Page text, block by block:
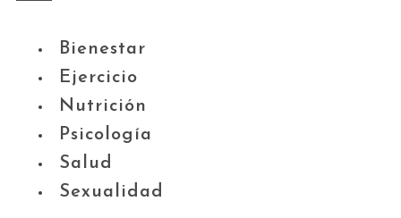
Bienestar
Ejercicio
Nutrición
Psicología
Salud
Sexualidad